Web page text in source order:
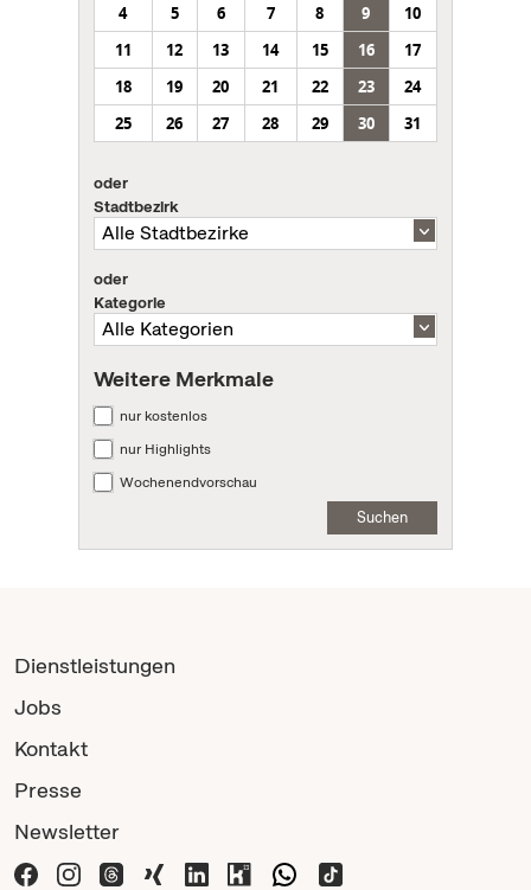
4
5 6 7 8 9
10
11
12 13 14 15 16
17
18
19 20 21 22 23
24
25
26 27 28 29 30 31
oder
Stadtbezirk
oder
Kategorie
Weitere Merkmale
nur kostenlos
nur Highlights
Wochenendvorschau
Suchen
Dienstleistungen
Jobs
Kontakt
Presse
Newsletter